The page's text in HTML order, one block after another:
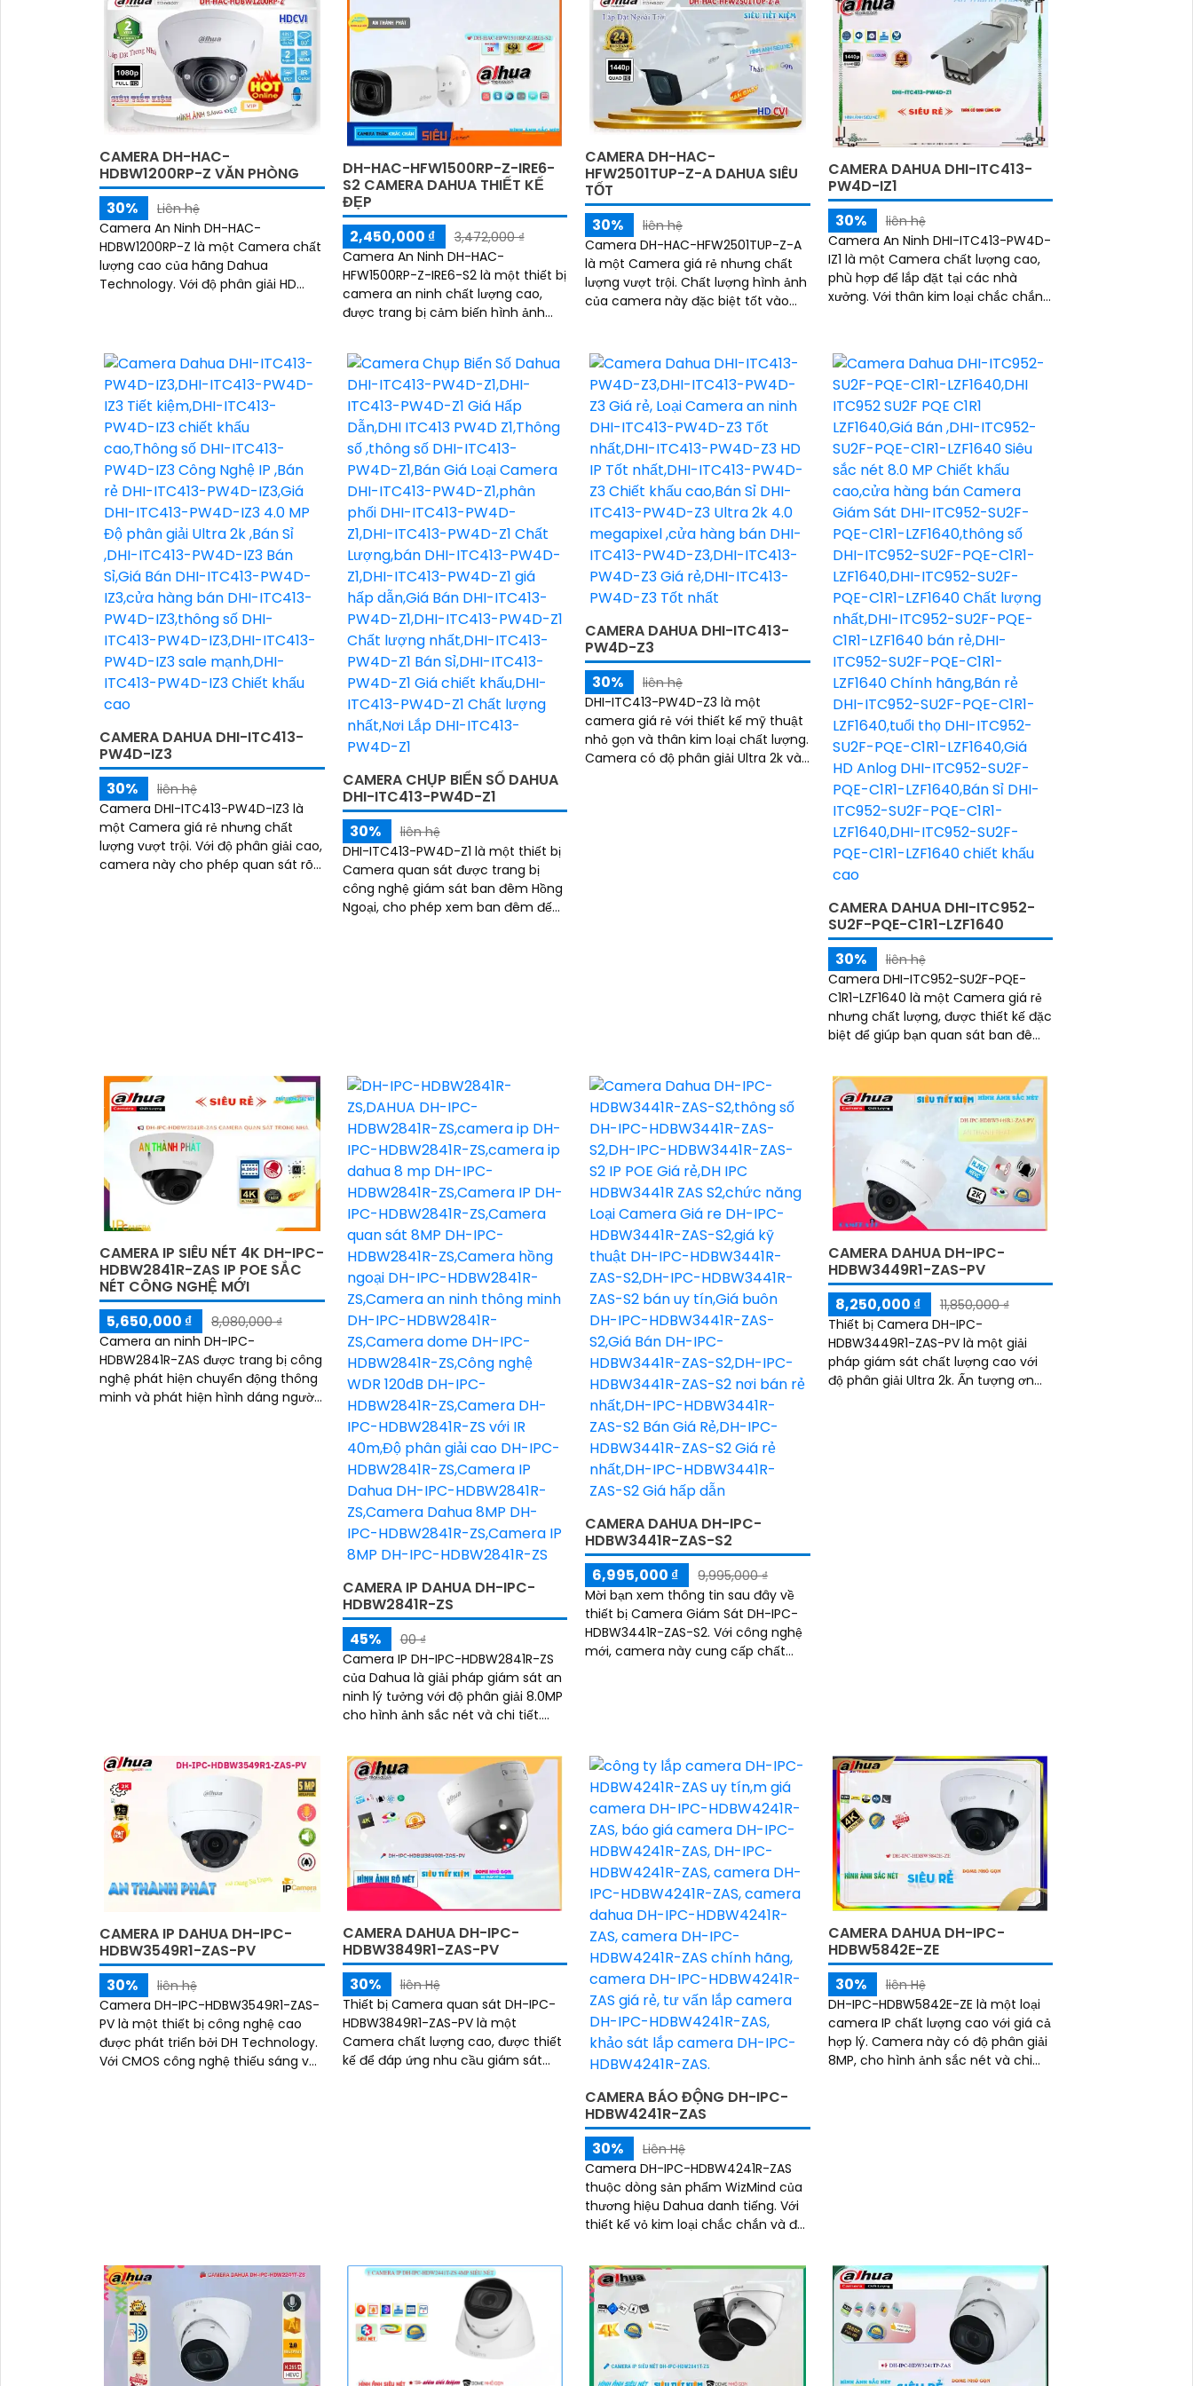
CAMERA DH-HAC-
HDBW1200RP-Z VĂN PHÒNG
30%
Liên hệ
Camera An Ninh DH-HAC-
HDBW1200RP-Z là một Camera chất
lượng cao của hãng Dahua
Technology. Với độ phân giải HD
DH-HAC-HFW1500RP-Z-IRE6-
S2 CAMERA DAHUA THIẾT KẾ
ĐẸP
2,450,000 ₫
3,472,000 ₫
Camera An Ninh DH-HAC-
HFW1500RP-Z-IRE6-S2 là một thiết bị
camera an ninh chất lượng cao,
được trang bị cảm biến hình ảnh
lý hình ảnh chất lượng cao trong
điều kiện thiếu sáng
CAMERA DH-HAC-
HFW2501TUP-Z-A DAHUA SIÊU
TỐT
30%
liên hệ
Camera DH-HAC-HFW2501TUP-Z-A
là một Camera giá rẻ nhưng chất
lượng vượt trội. Chất lượng hình ảnh
của camera này đặc biệt tốt vào
CAMERA DAHUA DHI-ITC413-
PW4D-IZ1
30%
liên hệ
Camera An Ninh DHI-ITC413-PW4D-
IZ1 là một Camera chất lượng cao,
phù hợp để lắp đặt tại các nhà
xưởng. Với thân kim loại chắc chắn,
CAMERA DAHUA DHI-ITC413-
PW4D-IZ3
30%
liên hệ
Camera DHI-ITC413-PW4D-IZ3 là
một Camera giá rẻ nhưng chất
lượng vượt trội. Với độ phân giải cao,
camera này cho phép quan sát rõ
CAMERA CHỤP BIỂN SỐ DAHUA
DHI-ITC413-PW4D-Z1
30%
liên hệ
DHI-ITC413-PW4D-Z1 là một thiết bị
Camera quan sát được trang bị
công nghệ giám sát ban đêm Hồng
Ngoại, cho phép xem ban đêm đến
CAMERA DAHUA DHI-ITC413-
PW4D-Z3
30%
liên hệ
DHI-ITC413-PW4D-Z3 là một
camera giá rẻ với thiết kế mỹ thuật
nhỏ gọn và thân kim loại chất lượng.
Camera có độ phân giải Ultra 2k và
CAMERA DAHUA DHI-ITC952-
SU2F-PQE-C1R1-LZF1640
30%
liên hệ
Camera DHI-ITC952-SU2F-PQE-
C1R1-LZF1640 là một Camera giá rẻ
nhưng chất lượng, được thiết kế đặc
biệt để giúp bạn quan sát ban đêm.
có thể xem được hình ảnh rõ hơn
và sắc nét hơn vào ban đêm
CAMERA IP SIÊU NÉT 4K DH-IPC-
HDBW2841R-ZAS IP POE SẮC
NÉT CÔNG NGHỆ MỚI
5,650,000 ₫
8,080,000 ₫
Camera an ninh DH-IPC-
HDBW2841R-ZAS được trang bị công
nghệ phát hiện chuyển động thông
minh và phát hiện hình dáng người,
CAMERA IP DAHUA DH-IPC-
HDBW2841R-ZS
45%
00 ₫
Camera IP DH-IPC-HDBW2841R-ZS
của Dahua là giải pháp giám sát an
ninh lý tưởng với độ phân giải 8.0MP
cho hình ảnh sắc nét và chi tiết.
nghệ...
CAMERA DAHUA DH-IPC-
HDBW3441R-ZAS-S2
6,995,000 ₫
9,995,000 ₫
Mời bạn xem thông tin sau đây về
thiết bị Camera Giám Sát DH-IPC-
HDBW3441R-ZAS-S2. Với công nghệ
mới, camera này cung cấp chất
CAMERA DAHUA DH-IPC-
HDBW3449R1-ZAS-PV
8,250,000 ₫
11,850,000 ₫
Thiết bị Camera DH-IPC-
HDBW3449R1-ZAS-PV là một giải
pháp giám sát chất lượng cao với
độ phân giải Ultra 2k. Ấn tượng ơn
CAMERA IP DAHUA DH-IPC-
HDBW3549R1-ZAS-PV
30%
liên hệ
Camera DH-IPC-HDBW3549R1-ZAS-
PV là một thiết bị công nghệ cao
được phát triển bởi DH Technology.
Với CMOS công nghệ thiếu sáng và
CAMERA DAHUA DH-IPC-
HDBW3849R1-ZAS-PV
30%
liên Hệ
Thiết bị Camera quan sát DH-IPC-
HDBW3849R1-ZAS-PV là một
Camera chất lượng cao, được thiết
kế để đáp ứng nhu cầu giám sát
CAMERA BÁO ĐỘNG DH-IPC-
HDBW4241R-ZAS
30%
Liên Hệ
Camera DH-IPC-HDBW4241R-ZAS
thuộc dòng sản phẩm WizMind của
thương hiệu Dahua danh tiếng. Với
thiết kế vỏ kim loại chắc chắn và đạt
camera này...
CAMERA DAHUA DH-IPC-
HDBW5842E-ZE
30%
liên Hệ
DH-IPC-HDBW5842E-ZE là một loại
camera IP chất lượng cao với giá cả
hợp lý. Camera này có độ phân giải
8MP, cho hình ảnh sắc nét và chi